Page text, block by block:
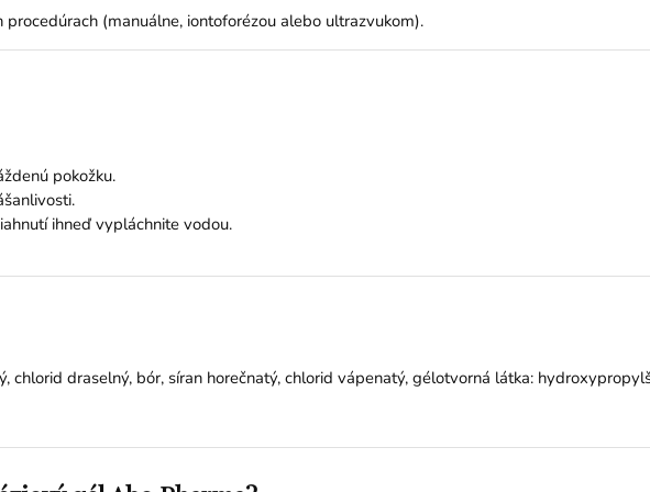
(manuálne, iontoforézou alebo ultrazvukom).
pokožku.
ihneď vypláchnite vodou.
chlorid draselný, bór, síran horečnatý, chlorid vápenatý, gélotvorná látka: